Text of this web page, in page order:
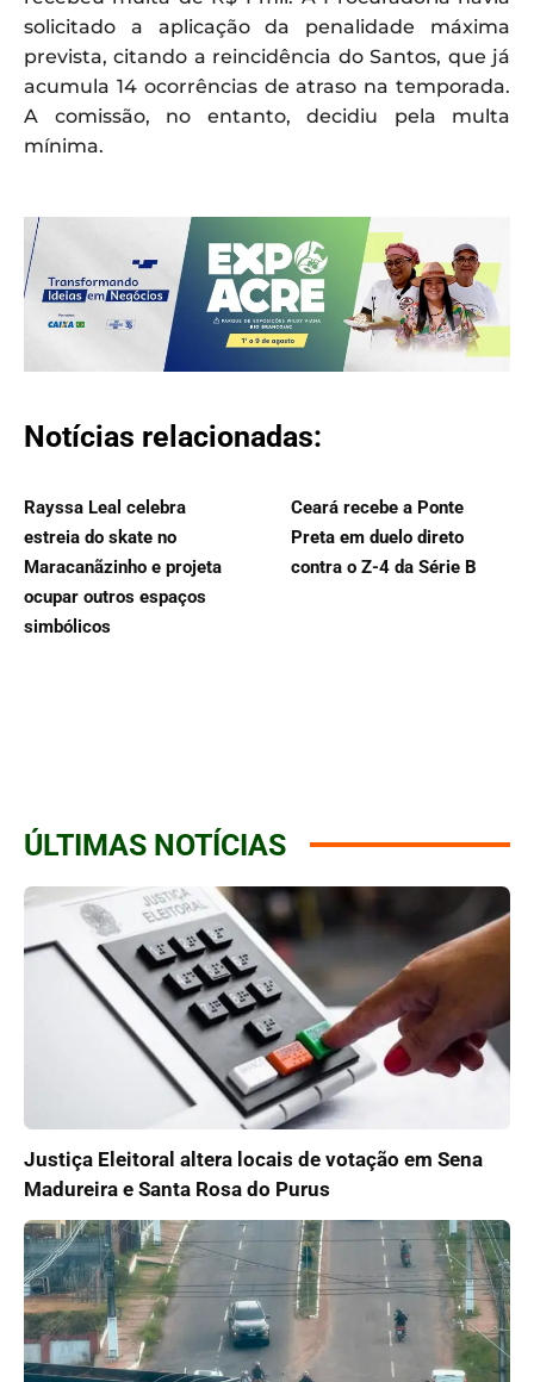
solicitado a aplicação da penalidade máxima
prevista, citando a reincidência do Santos, que já
acumula 14 ocorrências de atraso na temporada.
A comissão, no entanto, decidiu pela multa
mínima.
Notícias relacionadas:
Rayssa Leal celebra
estreia do skate no
Maracanãzinho e projeta
ocupar outros espaços
simbólicos
Ceará recebe a Ponte
Preta em duelo direto
contra o Z-4 da Série B
ÚLTIMAS NOTÍCIAS
Justiça Eleitoral altera locais de votação em Sena
Madureira e Santa Rosa do Purus